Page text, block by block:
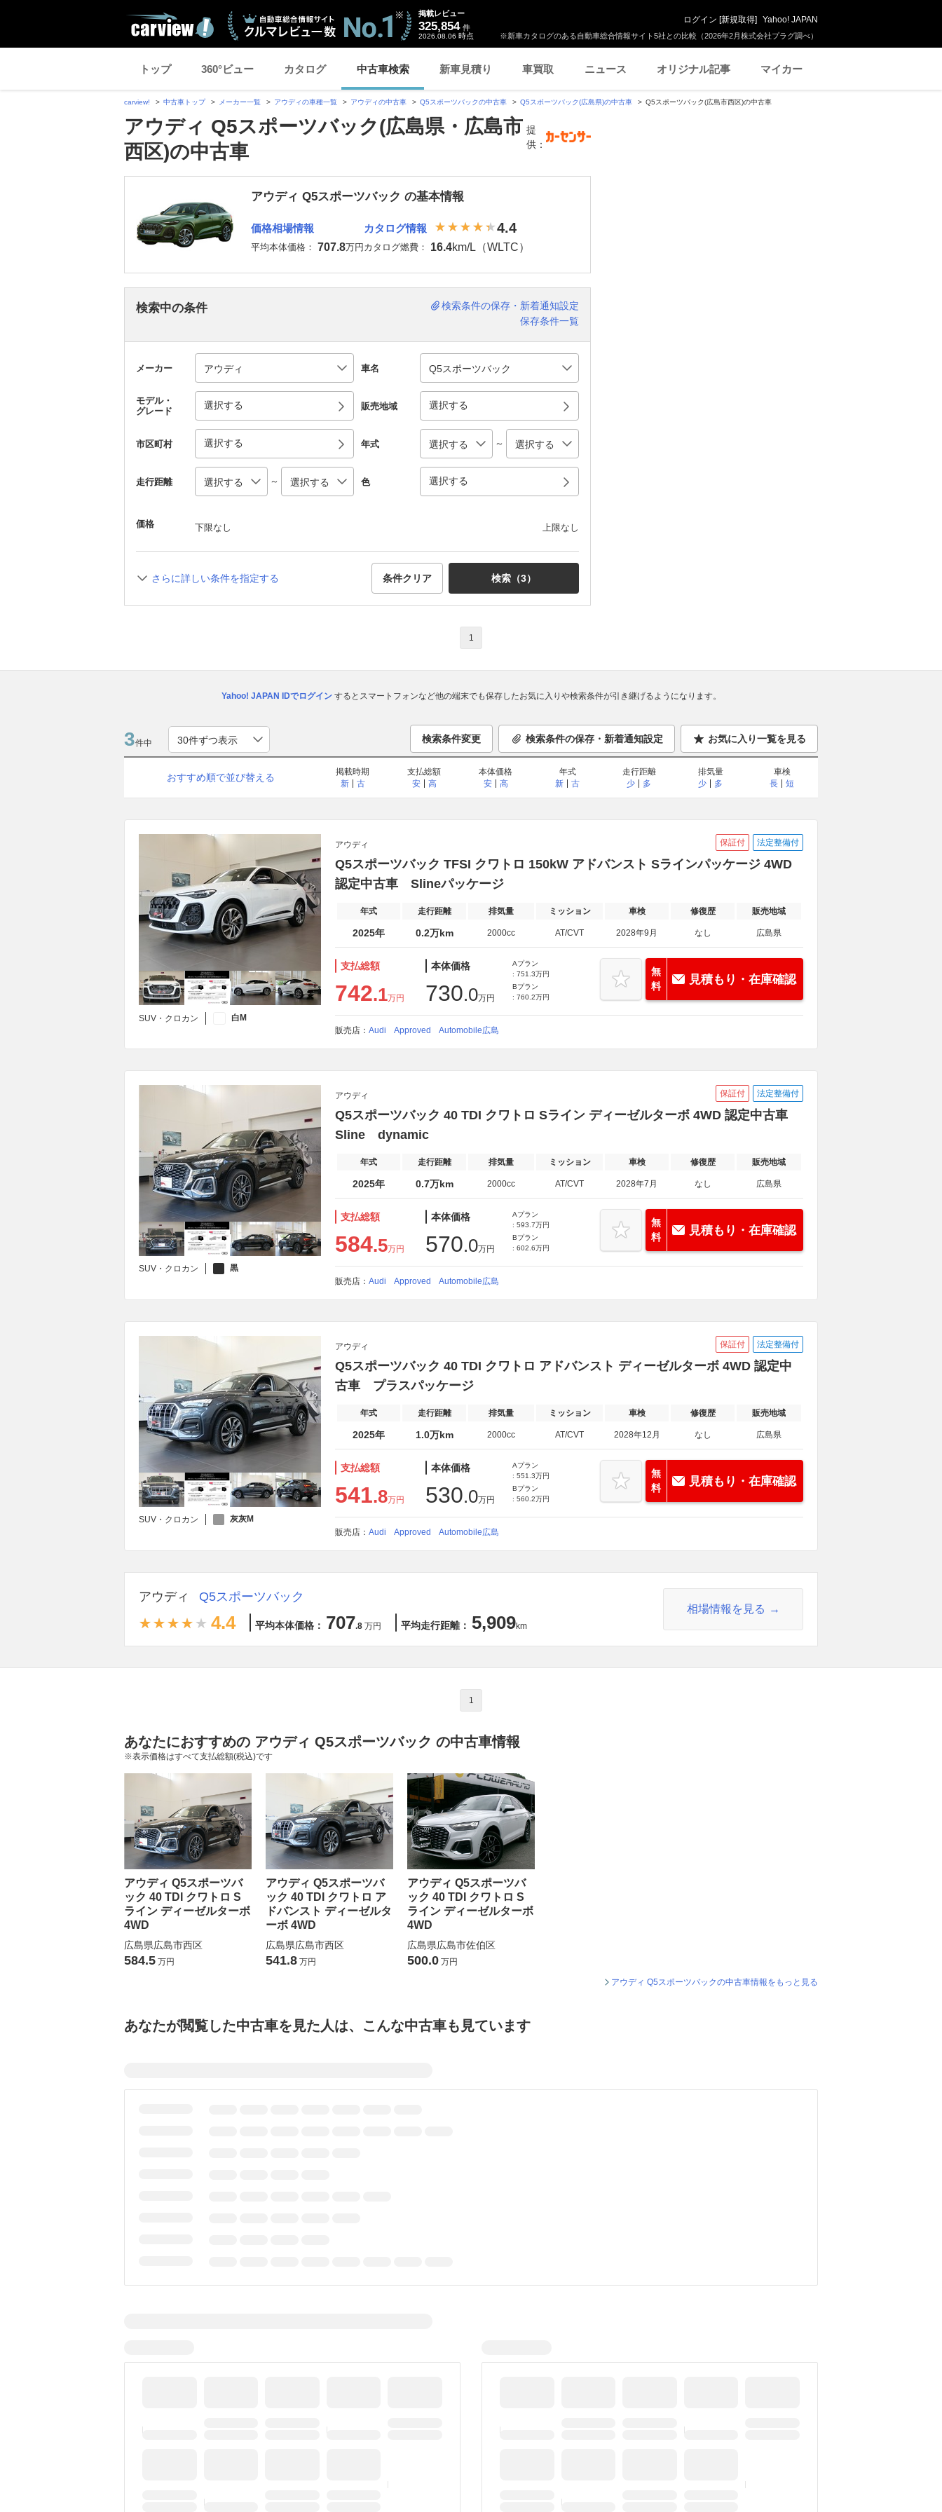
※新車カタログのある自動車総合情報サイト5社との比較（2026年2月株式会社プラグ調べ）
掲載レビュー
325,854 件
2026.08.06 時点
ログイン [新規取得] Yahoo! JAPAN
トップ 360°ビュー カタログ 中古車検索 新車見積り 車買取 ニュース オリジナル記事 マイカー
carview! 中古車トップ メーカー一覧 アウディの車種一覧 アウディの中古車 Q5スポーツバックの中古車 Q5スポーツバック(広島県)の中古車 Q5スポーツバック(広島市西区)の中古車
アウディ Q5スポーツバック(広島県・広島市
西区)の中古車
提
供：
アウディ Q5スポーツバック の基本情報
価格相場情報
平均本体価格： 707.8万円
カタログ情報 4.4
カタログ燃費： 16.4km/L（WLTC）
検索中の条件
検索条件の保存・新着通知設定
保存条件一覧
メーカー 車名
モデル・
グレード
選択する 販売地域 選択する
市区町村 選択する 年式 ～
走行距離 ～ 色 選択する
価格 下限なし 上限なし
さらに詳しい条件を指定する 条件クリア 検索（3）
1
Yahoo! JAPAN IDでログインするとスマートフォンなど他の端末でも保存したお気に入りや検索条件が引き継げるようになります。
3件中 検索条件変更 検索条件の保存・新着通知設定 お気に入り一覧を見る
おすすめ順で並び替える
掲載時期
新
古
支払総額
安
高
本体価格
安
高
年式
新
古
走行距離
少
多
排気量
少
多
車検
長
短
SUV・クロカン 白M
アウディ 保証付 法定整備付
Q5スポーツバック TFSI クワトロ 150kW アドバンスト Sラインパッケージ 4WD
認定中古車 Slineパッケージ
年式 走行距離 排気量 ミッション 車検 修復歴 販売地域
2025年 0.2万km 2000cc AT/CVT 2028年9月 なし 広島県
支払総額
742.1万円
本体価格
730.0万円
Aプラン
: 751.3万円
Bプラン
: 760.2万円
無
料
見積もり・在庫確認
販売店： Audi Approved Automobile広島
SUV・クロカン 黒
アウディ 保証付 法定整備付
Q5スポーツバック 40 TDI クワトロ Sライン ディーゼルターボ 4WD 認定中古車
Sline dynamic
年式 走行距離 排気量 ミッション 車検 修復歴 販売地域
2025年 0.7万km 2000cc AT/CVT 2028年7月 なし 広島県
支払総額
584.5万円
本体価格
570.0万円
Aプラン
: 593.7万円
Bプラン
: 602.6万円
無
料
見積もり・在庫確認
販売店： Audi Approved Automobile広島
SUV・クロカン 灰灰M
アウディ 保証付 法定整備付
Q5スポーツバック 40 TDI クワトロ アドバンスト ディーゼルターボ 4WD 認定中
古車 プラスパッケージ
年式 走行距離 排気量 ミッション 車検 修復歴 販売地域
2025年 1.0万km 2000cc AT/CVT 2028年12月 なし 広島県
支払総額
541.8万円
本体価格
530.0万円
Aプラン
: 551.3万円
Bプラン
: 560.2万円
無
料
見積もり・在庫確認
販売店： Audi Approved Automobile広島
アウディ Q5スポーツバック
4.4 平均本体価格： 707.8 万円 平均走行距離： 5,909km
相場情報を見る
1
あなたにおすすめの アウディ Q5スポーツバック の中古車情報
※表示価格はすべて支払総額(税込)です
アウディ Q5スポーツバ
ック 40 TDI クワトロ S
ライン ディーゼルターボ
4WD
広島県広島市西区
584.5 万円
アウディ Q5スポーツバ
ック 40 TDI クワトロ ア
ドバンスト ディーゼルタ
ーボ 4WD
広島県広島市西区
541.8 万円
アウディ Q5スポーツバ
ック 40 TDI クワトロ S
ライン ディーゼルターボ
4WD
広島県広島市佐伯区
500.0 万円
アウディ Q5スポーツバックの中古車情報をもっと見る
あなたが閲覧した中古車を見た人は、こんな中古車も見ています